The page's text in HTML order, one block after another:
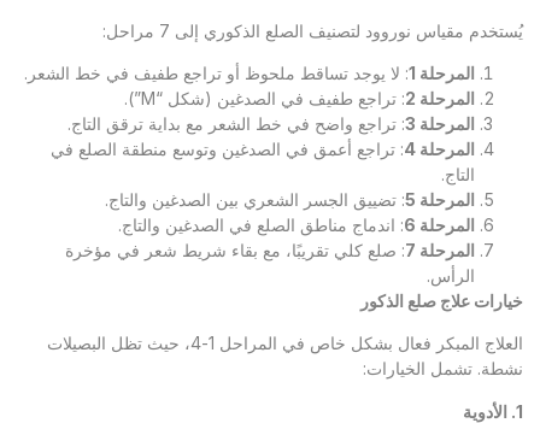
يُستخدم مقياس نوروود لتصنيف الصلع الذكوري إلى 7 مراحل:
المرحلة 1
: لا يوجد تساقط ملحوظ أو تراجع طفيف في خط الشعر.
المرحلة 2
: تراجع طفيف في الصدغين (شكل “M”).
المرحلة 3
: تراجع واضح في خط الشعر مع بداية ترقق التاج.
المرحلة 4
: تراجع أعمق في الصدغين وتوسع منطقة الصلع في
التاج.
المرحلة 5
: تضييق الجسر الشعري بين الصدغين والتاج.
المرحلة 6
: اندماج مناطق الصلع في الصدغين والتاج.
المرحلة 7
: صلع كلي تقريبًا، مع بقاء شريط شعر في مؤخرة
الرأس.
خيارات علاج صلع الذكور
العلاج المبكر فعال بشكل خاص في المراحل 1-4، حيث تظل البصيلات
نشطة. تشمل الخيارات:
1. الأدوية